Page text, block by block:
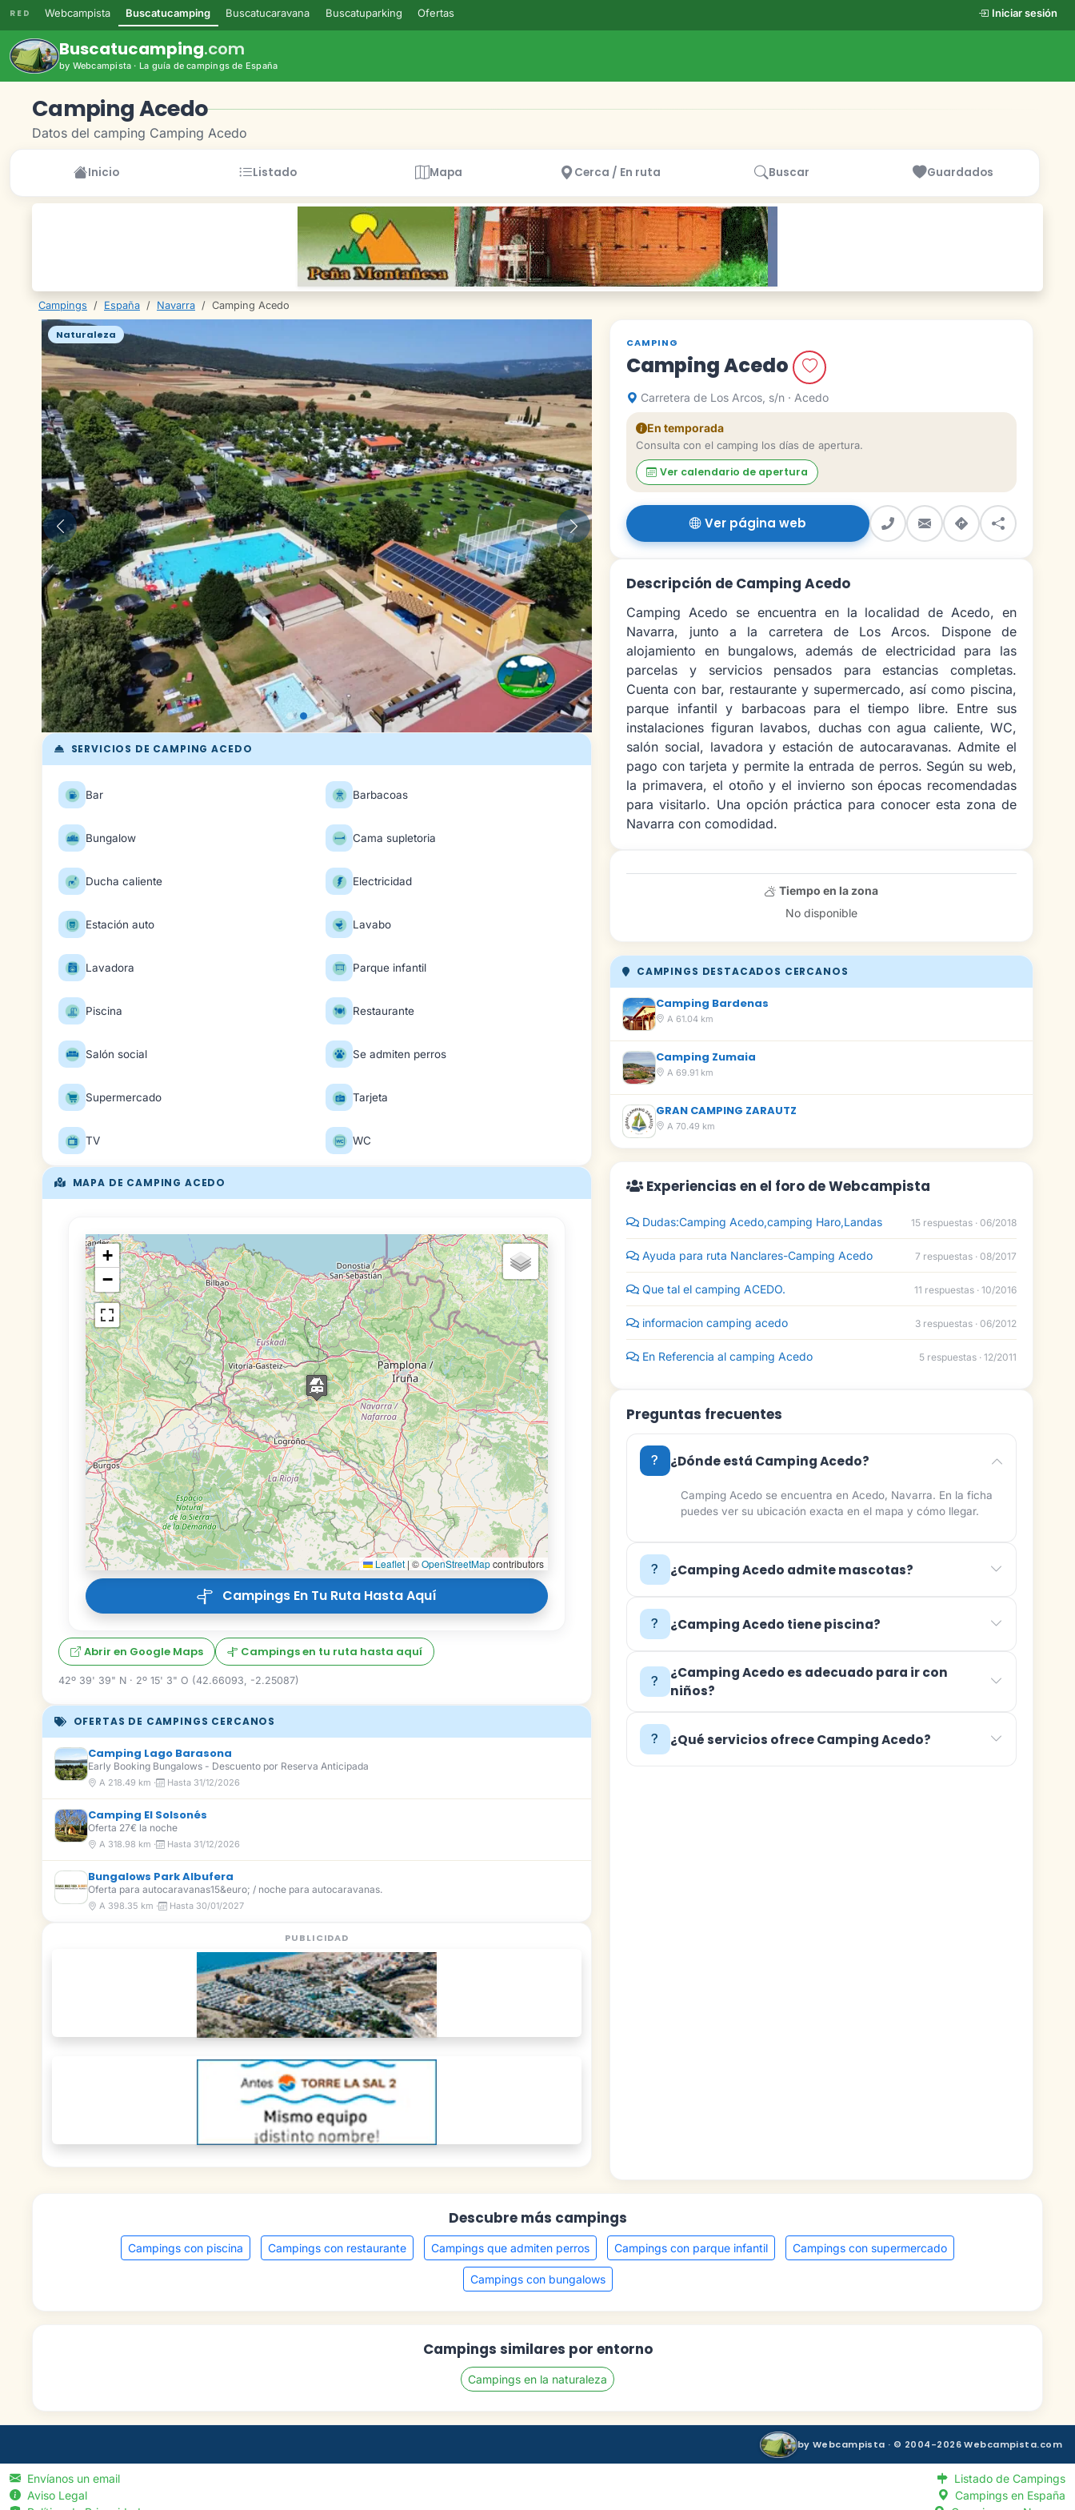
RED Webcampista Buscatucamping Buscatucaravana Buscatuparking Ofertas Iniciar sesión
Buscatucamping.com
by Webcampista · La guía de campings de España
Camping Acedo
Datos del camping Camping Acedo
Inicio Listado Mapa Cerca / En ruta Buscar Guardados
Campings / España / Navarra / Camping Acedo
Naturaleza
Anterior Siguiente
SERVICIOS DE CAMPING ACEDO
Bar Barbacoas
Bungalow Cama supletoria
Ducha caliente Electricidad
Estación auto Lavabo
Lavadora Parque infantil
Piscina Restaurante
Salón social Se admiten perros
Supermercado Tarjeta
TV WC
MAPA DE CAMPING ACEDO
+
−
Leaflet | ©OpenStreetMapcontributors
Campings En Tu Ruta Hasta Aquí
Abrir en Google Maps Campings en tu ruta hasta aquí
42º 39' 39" N · 2º 15' 3" O (42.66093, -2.25087)
OFERTAS DE CAMPINGS CERCANOS
Camping Lago Barasona
Early Booking Bungalows - Descuento por Reserva Anticipada
A 218.49 km · Hasta 31/12/2026
Camping El Solsonés
Oferta 27€ la noche
A 318.98 km · Hasta 31/12/2026
Bungalows Park Albufera
Oferta para autocaravanas15&euro; / noche para autocaravanas.
A 398.35 km · Hasta 30/01/2027
PUBLICIDAD
CAMPING
Camping Acedo
Carretera de Los Arcos, s/n · Acedo
En temporada
Consulta con el camping los días de apertura.
Ver calendario de apertura
Ver página web
Descripción de Camping Acedo
Camping Acedo se encuentra en la localidad de Acedo, en
Navarra, junto a la carretera de Los Arcos. Dispone de
alojamiento en bungalows, además de electricidad para las
parcelas y servicios pensados para estancias completas.
Cuenta con bar, restaurante y supermercado, así como piscina,
parque infantil y barbacoas para el tiempo libre. Entre sus
instalaciones figuran lavabos, duchas con agua caliente, WC,
salón social, lavadora y estación de autocaravanas. Admite el
pago con tarjeta y permite la entrada de perros. Según su web,
la primavera, el otoño y el invierno son épocas recomendadas
para visitarlo. Una opción práctica para conocer esta zona de
Navarra con comodidad.
Tiempo en la zona
No disponible
CAMPINGS DESTACADOS CERCANOS
Camping Bardenas
A 61.04 km
Camping Zumaia
A 69.91 km
GRAN CAMPING ZARAUTZ
A 70.49 km
Experiencias en el foro de Webcampista
Dudas:Camping Acedo,camping Haro,Landas 15 respuestas · 06/2018
Ayuda para ruta Nanclares-Camping Acedo 7 respuestas · 08/2017
Que tal el camping ACEDO. 11 respuestas · 10/2016
informacion camping acedo 3 respuestas · 06/2012
En Referencia al camping Acedo 5 respuestas · 12/2011
Preguntas frecuentes
¿Dónde está Camping Acedo?
Camping Acedo se encuentra en Acedo, Navarra. En la ficha
puedes ver su ubicación exacta en el mapa y cómo llegar.
¿Camping Acedo admite mascotas?
¿Camping Acedo tiene piscina?
¿Camping Acedo es adecuado para ir con
niños?
¿Qué servicios ofrece Camping Acedo?
Descubre más campings
Campings con piscina Campings con restaurante Campings que admiten perros Campings con parque infantil Campings con supermercado
Campings con bungalows
Campings similares por entorno
Campings en la naturaleza
by Webcampista · © 2004-2026 Webcampista.com
Envíanos un email
Aviso Legal
Listado de Campings
Campings en España